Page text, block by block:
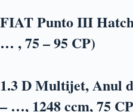
FIAT Punto III
… , 75 – 95 CP)
1.3 D Multijet, Anul
– …, 1248 ccm, 75 CP